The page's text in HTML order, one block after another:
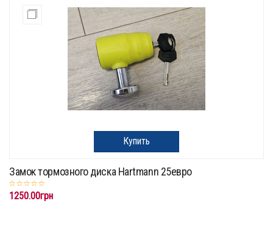
Купить
Замок тормозного диска Hartmann 25евро
1250.00грн